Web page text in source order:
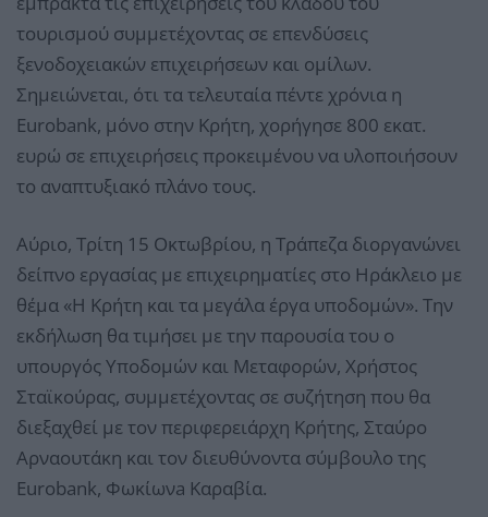
τουρισμού συμμετέχοντας σε επενδύσεις
ξενοδοχειακών επιχειρήσεων και ομίλων.
Σημειώνεται, ότι τα τελευταία πέντε χρόνια η
Eurobank, μόνο στην Κρήτη, χορήγησε 800 εκατ.
ευρώ σε επιχειρήσεις προκειμένου να υλοποιήσουν
το αναπτυξιακό πλάνο τους.
Αύριο, Τρίτη 15 Οκτωβρίου, η Τράπεζα διοργανώνει
δείπνο εργασίας με επιχειρηματίες στο Ηράκλειο με
θέμα «Η Κρήτη και τα μεγάλα έργα υποδομών». Την
εκδήλωση θα τιμήσει με την παρουσία του ο
υπουργός Υποδομών και Μεταφορών, Χρήστος
Σταϊκούρας, συμμετέχοντας σε συζήτηση που θα
διεξαχθεί με τον περιφερειάρχη Κρήτης, Σταύρο
Αρναουτάκη και τον διευθύνοντα σύμβουλο της
Eurobank, Φωκίωνa Καραβία.